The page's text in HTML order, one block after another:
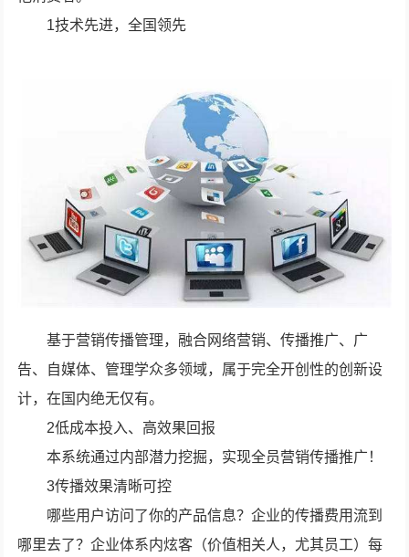
1技术先进，全国领先
基于营销传播管理，融合网络营销、传播推广、广
告、自媒体、管理学众多领域，属于完全开创性的创新设
计，在国内绝无仅有。
2低成本投入、高效果回报
本系统通过内部潜力挖掘，实现全员营销传播推广！
3传播效果清晰可控
哪些用户访问了你的产品信息？企业的传播费用流到
哪里去了？企业体系内炫客（价值相关人，尤其员工）每